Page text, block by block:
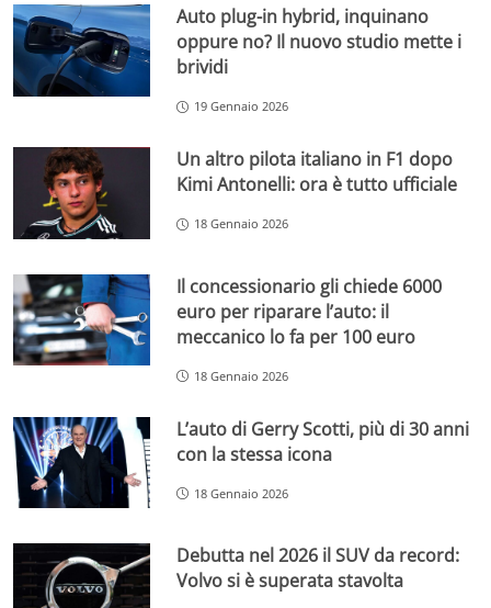
Auto plug-in hybrid, inquinano
oppure no? Il nuovo studio mette i
brividi
19 Gennaio 2026
Un altro pilota italiano in F1 dopo
Kimi Antonelli: ora è tutto ufficiale
18 Gennaio 2026
Il concessionario gli chiede 6000
euro per riparare l’auto: il
meccanico lo fa per 100 euro
18 Gennaio 2026
L’auto di Gerry Scotti, più di 30 anni
con la stessa icona
18 Gennaio 2026
Debutta nel 2026 il SUV da record:
Volvo si è superata stavolta